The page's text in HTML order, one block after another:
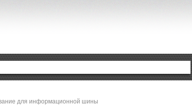
для информационной шины